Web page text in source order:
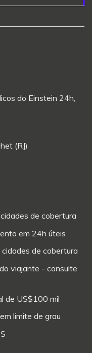
do Einstein 24h,
(RJ)
de cobertura
em 24h úteis
de cobertura
viajante - consulte
de US$100 mil
limite de grau